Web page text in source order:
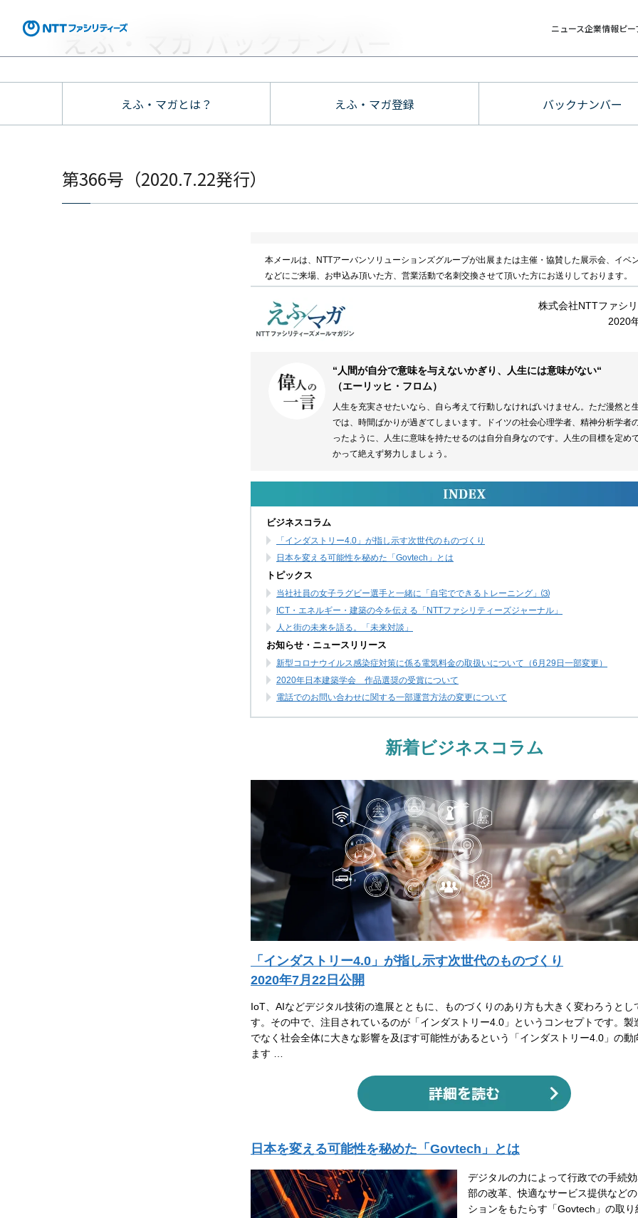
ニュース企業情報ピー
えふ・マガ バックナンバー
えふ・マガとは？ えふ・マガ登録 バックナンバー
第366号（2020.7.22発行）
本メールは、NTTアーバンソリューションズグループが出展または主催・協賛した展示会、イベ
などにご来場、お申込み頂いた方、営業活動で名刺交換させて頂いた方にお送りしております。
株式会社NTTファシ
2020
“人間が自分で意味を与えないかぎり、人生には意味がない“
（エーリッヒ・フロム）
人生を充実させたいなら、自ら考えて行動しなければいけません。ただ漫然と
では、時間ばかりが過ぎてしまいます。ドイツの社会心理学者、精神分析学者
ったように、人生に意味を持たせるのは自分自身なのです。人生の目標を定め
かって絶えず努力しましょう。
ビジネスコラム
「インダストリー4.0」が指し示す次世代のものづくり
日本を変える可能性を秘めた「Govtech」とは
トピックス
当社社員の女子ラグビー選手と一緒に「自宅でできるトレーニング」⑶
ICT・エネルギー・建築の今を伝える「NTTファシリティーズジャーナル」
人と街の未来を語る。「未来対談」
お知らせ・ニュースリリース
新型コロナウイルス感染症対策に係る電気料金の取扱いについて（6月29日一部変更）
2020年日本建築学会 作品選奨の受賞について
電話でのお問い合わせに関する一部運営方法の変更について
新着ビジネスコラム
「インダストリー4.0」が指し示す次世代のものづくり
2020年7月22日公開
IoT、AIなどデジタル技術の進展とともに、ものづくりのあり方も大きく変わろうとし
す。その中で、注目されているのが「インダストリー4.0」というコンセプトです。製
でなく社会全体に大きな影響を及ぼす可能性があるという「インダストリー4.0」の動
ます …
日本を変える可能性を秘めた「Govtech」とは
デジタルの力によって行政での手続
部の改革、快適なサービス提供など
ションをもたらす「Govtech」の取り